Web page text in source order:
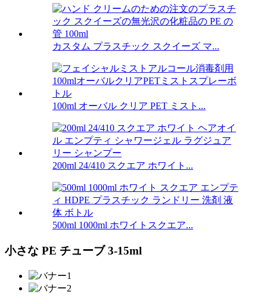
カスタム プラスチック スクイーズ マ...
100ml オーバル クリア PET ミスト...
200ml 24/410 スクエア ホワイト...
500ml 1000ml ホワイトスクエア...
小さな PE チューブ 3-15ml